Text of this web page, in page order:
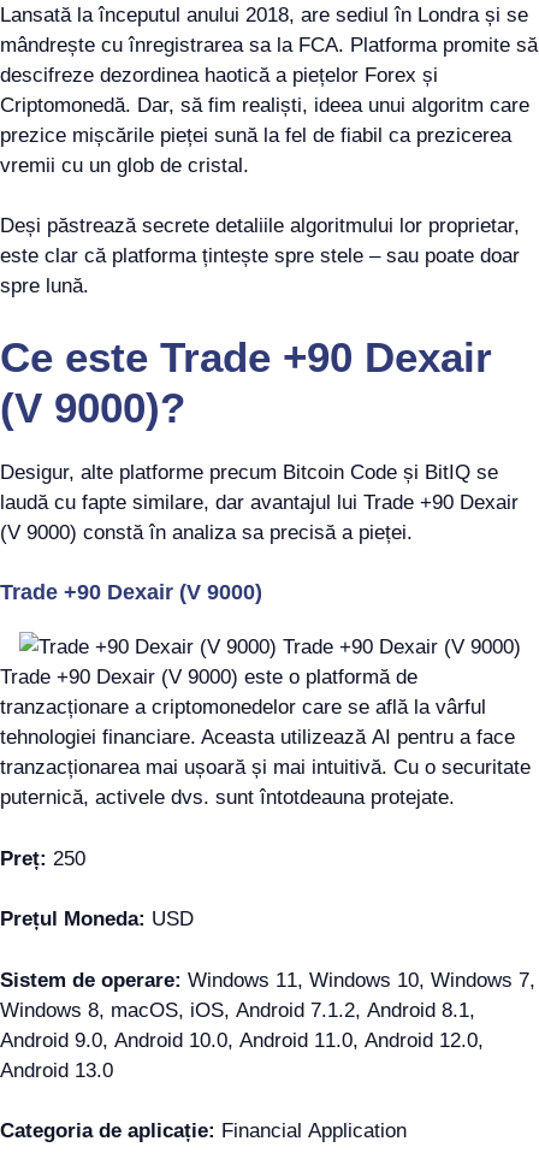
Lansată la începutul anului 2018, are sediul în Londra și se
mândrește cu înregistrarea sa la FCA. Platforma promite să
descifreze dezordinea haotică a piețelor Forex și
Criptomonedă. Dar, să fim realiști, ideea unui algoritm care
prezice mișcările pieței sună la fel de fiabil ca prezicerea
vremii cu un glob de cristal.
Deși păstrează secrete detaliile algoritmului lor proprietar,
este clar că platforma țintește spre stele – sau poate doar
spre lună.
Ce este Trade +90 Dexair
(V 9000)?
Desigur, alte platforme precum Bitcoin Code și BitIQ se
laudă cu fapte similare, dar avantajul lui Trade +90 Dexair
(V 9000) constă în analiza sa precisă a pieței.
Trade +90 Dexair (V 9000)
Trade +90 Dexair (V 9000) este o platformă de
tranzacționare a criptomonedelor care se află la vârful
tehnologiei financiare. Aceasta utilizează AI pentru a face
tranzacționarea mai ușoară și mai intuitivă. Cu o securitate
puternică, activele dvs. sunt întotdeauna protejate.
Preț: 250
Prețul Moneda: USD
Sistem de operare: Windows 11, Windows 10, Windows 7,
Windows 8, macOS, iOS, Android 7.1.2, Android 8.1,
Android 9.0, Android 10.0, Android 11.0, Android 12.0,
Android 13.0
Categoria de aplicație: Financial Application